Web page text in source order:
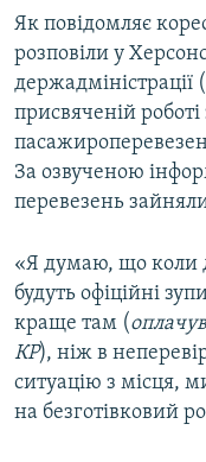
Як повідомляє
розповіли у
присвяченій
За озвученою
перевезень
«Я думаю, що коли
будуть офіційні
краще там (
КР), ніж в
ситуацію з місця,
на безготівковий